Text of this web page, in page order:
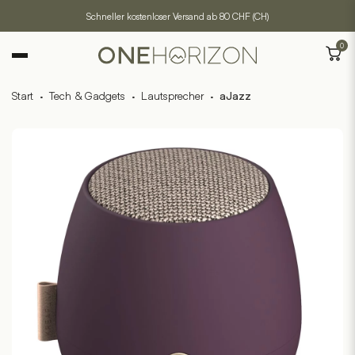
Schneller kostenloser Versand ab 80 CHF (CH)
0
Start · Tech & Gadgets · Lautsprecher · aJazz